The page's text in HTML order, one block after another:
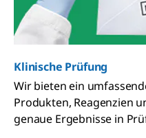
Klinische Prüfung
Wir bieten ein
Produkten, Reagenzien
genaue Ergebnisse in